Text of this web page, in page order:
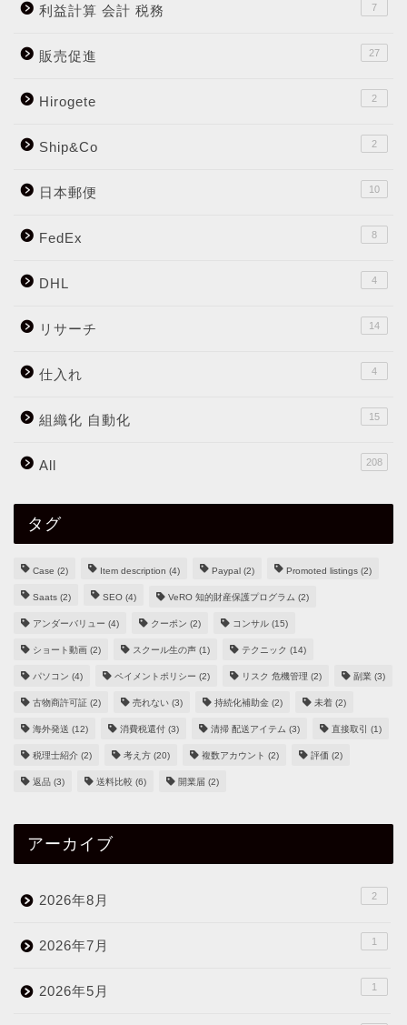
利益計算 会計 税務 7
販売促進 27
Hirogete 2
Ship&Co 2
日本郵便 10
FedEx 8
DHL 4
リサーチ 14
仕入れ 4
組織化 自動化 15
All 208
タグ
Case (2) Item description (4) Paypal (2) Promoted listings (2)
Saats (2) SEO (4) VeRO 知的財産保護プログラム (2)
アンダーバリュー (4) クーポン (2) コンサル (15)
ショート動画 (2) スクール生の声 (1) テクニック (14)
パソコン (4) ペイメントポリシー (2) リスク 危機管理 (2) 副業 (3)
古物商許可証 (2) 売れない (3) 持続化補助金 (2) 未着 (2)
海外発送 (12) 消費税還付 (3) 清掃 配送アイテム (3) 直接取引 (1)
税理士紹介 (2) 考え方 (20) 複数アカウント (2) 評価 (2)
返品 (3) 送料比較 (6) 開業届 (2)
アーカイブ
2026年8月 2
2026年7月 1
2026年5月 1